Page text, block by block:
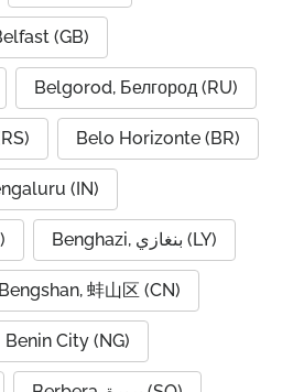
(GB)
Belgorod, Белгород (RU)
Belo Horizonte (BR)
(IN)
Benghazi, بنغازي (LY)
Bengshan, 蚌山区 (CN)
Benin City (NG)